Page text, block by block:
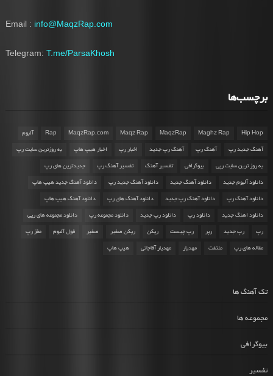
Email : info@MaqzRap.com
Telegram: T.me/ParsaKhosh
برچسب‌ها
Hip Hop
Maghz Rap
MaqzRap
Maqz Rap
MaqzRap.com
Rap آلبوم
آهنگ جدید رپ آهنگ رپ آهنگ رپ جدید اخبار رپ اخبار هیپ هاپ به روزترین سایت رپ
به روز ترین سایت رپی بیوگرافی تفسیر آهنگ تفسیر آهنگ رپ جدیدترین های رپ
دانلود آلبوم جدید دانلود آهنگ جدید دانلود آهنگ جدید رپ دانلود آهنگ جدید هیپ هاپ
دانلود آهنگ رپ دانلود آهنگ رپ جدید دانلود آهنگ های رپ دانلود آهنگ هیپ هاپ
دانلود اهنگ جدید دانلود رپ دانلود رپ جدید دانلود مجموعه رپ دانلود مجموعه های رپی
رپ رپ جدید رپر رپ چیست رپکن رپکن صفیر صفیر فول آلبوم مغز رپ
مقاله های رپ ملتفت مهدیار مهدیار آقاجانی هیپ هاپ
تک آهنگ ها
مجموعه ها
بیوگرافی
تفسیر